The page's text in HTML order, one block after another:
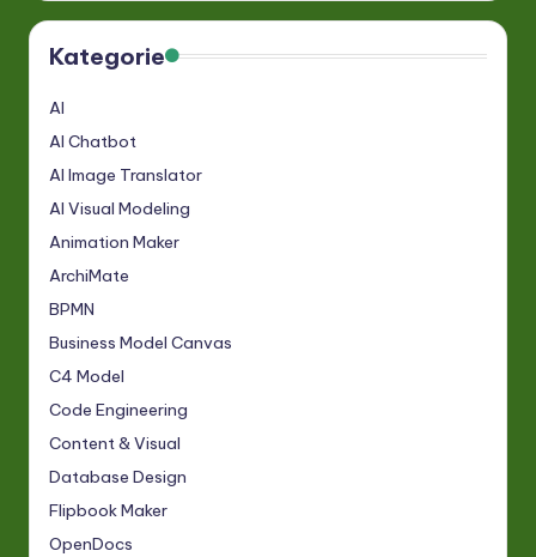
Kategorie
AI
AI Chatbot
AI Image Translator
AI Visual Modeling
Animation Maker
ArchiMate
BPMN
Business Model Canvas
C4 Model
Code Engineering
Content & Visual
Database Design
Flipbook Maker
OpenDocs